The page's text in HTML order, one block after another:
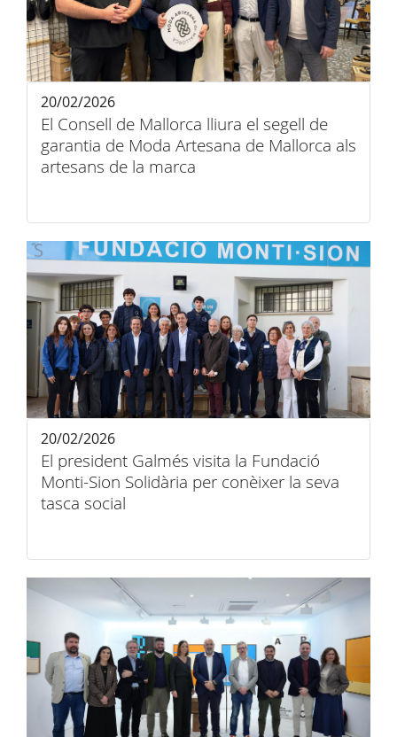
El Consell de Mallorca lliura el segell de
garantia de Moda Artesana de Mallorca als
artesans de la marca
20/02/2026
El president Galmés visita la Fundació
Monti-Sion Solidària per conèixer la seva
tasca social
20/02/2026